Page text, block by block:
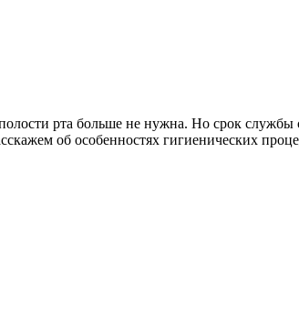
рта больше не нужна. Но срок
об особенностях гигиенических